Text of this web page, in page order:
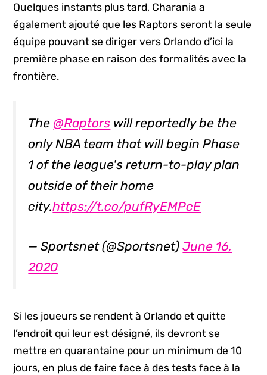
Quelques instants plus tard, Charania a
également ajouté que les Raptors seront la seule
équipe pouvant se diriger vers Orlando d’ici la
première phase en raison des formalités avec la
frontière.
The @Raptors will reportedly be the
only NBA team that will begin Phase
1 of the league's return-to-play plan
outside of their home
city.https://t.co/pufRyEMPcE
— Sportsnet (@Sportsnet)June 16,
2020
Si les joueurs se rendent à Orlando et quitte
l’endroit qui leur est désigné, ils devront se
mettre en quarantaine pour un minimum de 10
jours, en plus de faire face à des tests face à la